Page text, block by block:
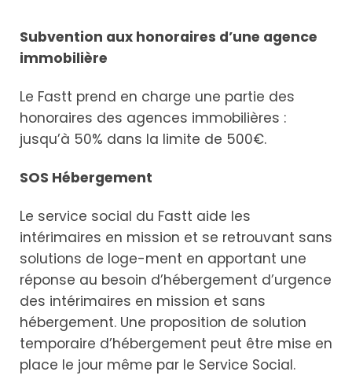
Subvention aux honoraires d’une agence
immobilière
Le Fastt prend en charge une partie des
honoraires des agences immobilières :
jusqu’à 50% dans la limite de 500€.
SOS Hébergement
Le service social du Fastt aide les
intérimaires en mission et se retrouvant sans
solutions de loge-ment en apportant une
réponse au besoin d’hébergement d’urgence
des intérimaires en mission et sans
hébergement. Une proposition de solution
temporaire d’hébergement peut être mise en
place le jour même par le Service Social.